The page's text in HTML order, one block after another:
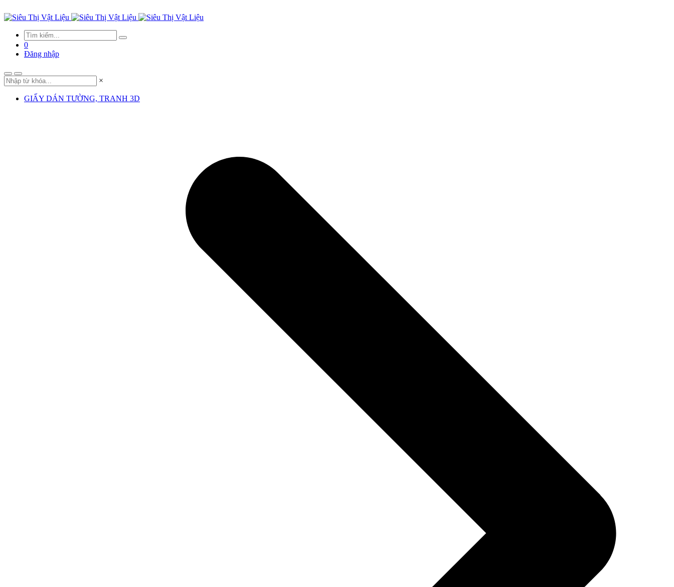
0
Đăng nhập
×
GIẤY DÁN TƯỜNG, TRANH 3D